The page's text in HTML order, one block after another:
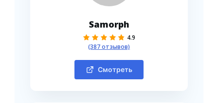
Samorph
4.9
(387 отзывов)
Смотреть